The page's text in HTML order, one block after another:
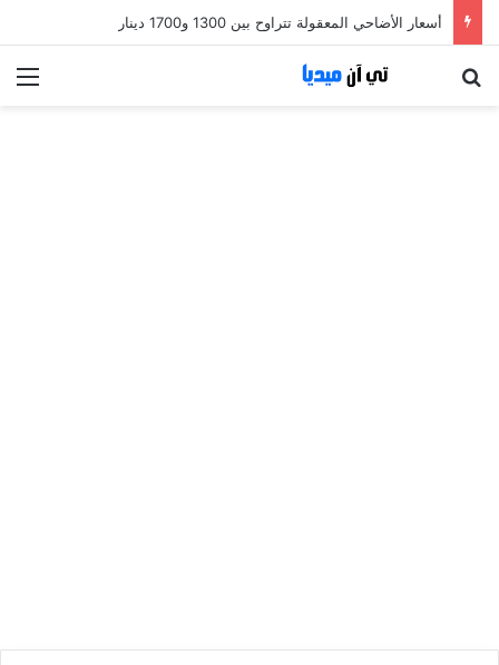
أسعار الأضاحي المعقولة تتراوح بين 1300 و1700 دينار